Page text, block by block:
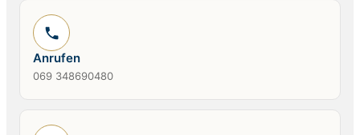
Anrufen
069 348690480